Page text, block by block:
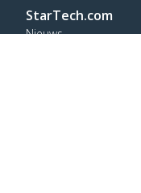
StarTech.com
Nieuws